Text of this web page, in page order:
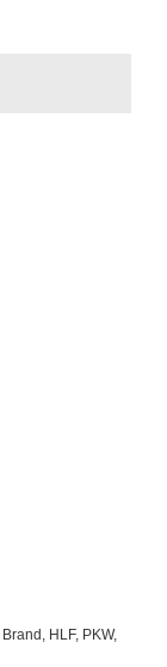
Brand , HLF, PKW,